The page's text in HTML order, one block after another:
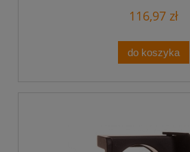
116,97 zł
do koszyka